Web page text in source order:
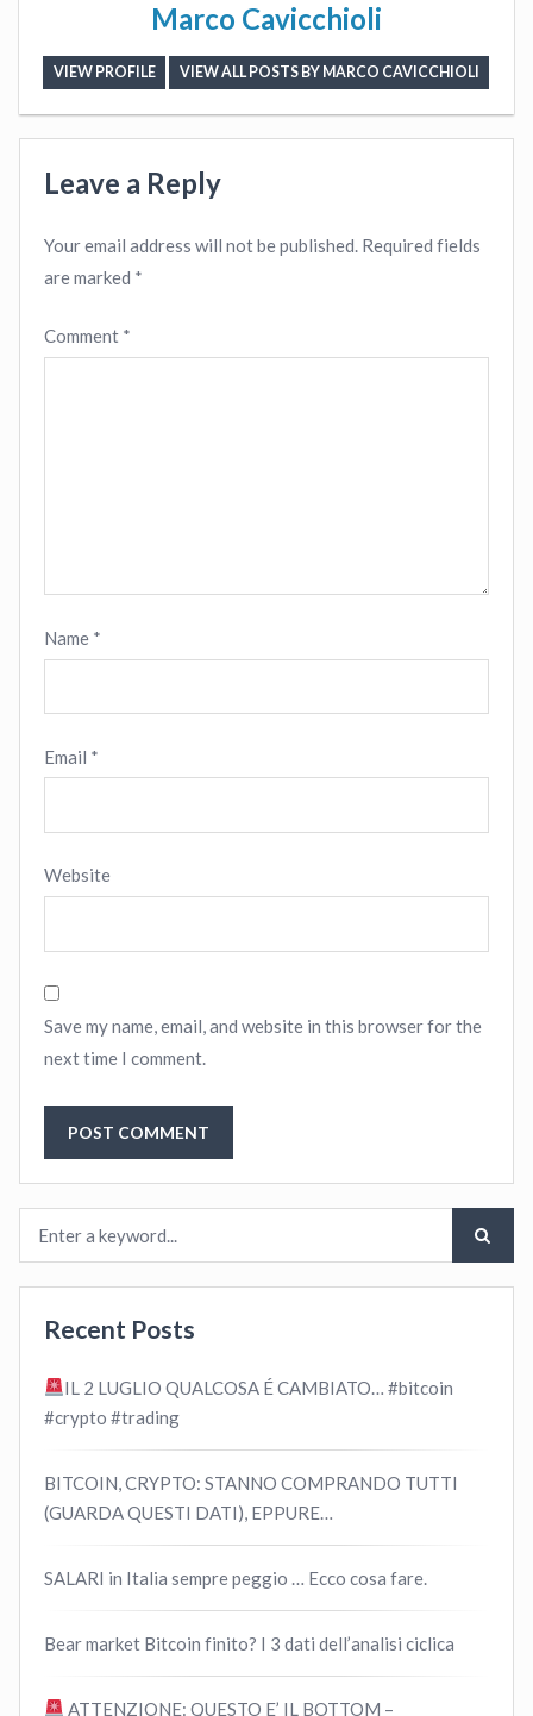
Marco Cavicchioli
VIEW PROFILE VIEW ALL POSTS BY MARCO CAVICCHIOLI
Leave a Reply
Your email address will not be published. Required fields
are marked *
Comment *
Name *
Email *
Website
Save my name, email, and website in this browser for the
next time I comment.
Recent Posts
IL 2 LUGLIO QUALCOSA É CAMBIATO… #bitcoin
#crypto #trading
BITCOIN, CRYPTO: STANNO COMPRANDO TUTTI
(GUARDA QUESTI DATI), EPPURE…
SALARI in Italia sempre peggio … Ecco cosa fare.
Bear market Bitcoin finito? I 3 dati dell’analisi ciclica
ATTENZIONE: QUESTO E’ IL BOTTOM –